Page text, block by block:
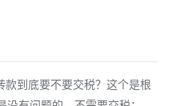
到底要不要交税？这个是根